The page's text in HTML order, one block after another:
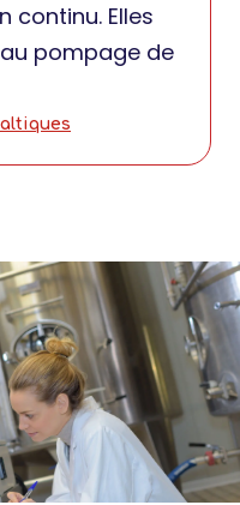
continu. Elles
pompage de